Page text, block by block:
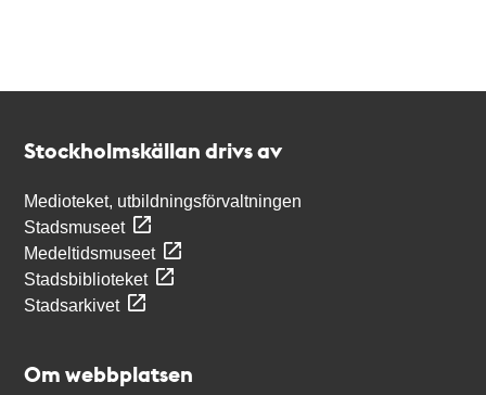
Stockholmskällan drivs av
Medioteket, utbildningsförvaltningen
Stadsmuseet
Medeltidsmuseet
Stadsbiblioteket
Stadsarkivet
Om webbplatsen